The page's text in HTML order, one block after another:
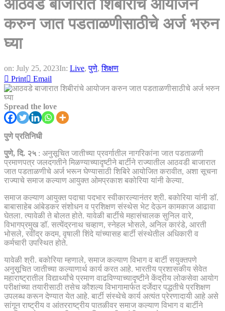
आठवडे बाजारात शिबीरांचे आयोजन
करुन जात पडताळणीसाठीचे अर्ज भरुन
घ्या
on: July 25, 2023In: Live,पुणे,शिक्षण
Print
Email
Spread the love
पुणे प्रतिनिधी
पुणे, दि. २५ : अनुसूचित जातीच्या प्रवर्गातील नागरिकांना जात पडताळणी
प्रमाणपत्र जलदगतीने मिळण्याच्यादृष्टीने बार्टीने राज्यातील आठवडी बाजारात
जात पडताळणीचे अर्ज भरून घेण्यासाठी शिबिरे आयोजित करावीत, अशा सूचना
राज्याचे समाज कल्याण आयुक्त ओमप्रकाश बकोरिया यांनी केल्या.
समाज कल्याण आयुक्त पदाचा पदभार स्वीकारल्यानंतर श्री. बकोरिया यांनी डॉ.
बाबासाहेब आंबेडकर संशोधन व प्रशिक्षण संस्थेस भेट देऊन कामकाज आढावा
घेतला. त्यावेळी ते बोलत होते. यावेळी बार्टीचे महासंचालक सुनिल वारे,
विभागप्रमुख डॉ. सत्येंद्रनाथ चव्हाण, स्नेहल भोसले, अनिल कारंडे, आरती
भोसले, रवींद्र कदम, वृषाली शिंदे यांच्यासह बार्टी संस्थेतील अधिकारी व
कर्मचारी उपस्थित होते.
यावेळी श्री. बकोरिया म्हणाले, समाज कल्याण विभाग व बार्टी सयुक्तपणे
अनुसूचित जातीच्या कल्याणार्थ कार्य करत आहे. भारतीय प्रशासकीय सेवेत
महाराष्ट्रातील विद्यार्थ्यांचे प्रमाण वाढविण्याच्यादृष्टीने केंद्रीय लोकसेवा आयोग
परीक्षांच्या तयारीसाठी तसेच कौशल्य विभागामार्फत दर्जेदार पद्धतीचे प्रशिक्षण
उपलब्ध करून देण्यात येत आहे. बार्टी संस्थेचे कार्य अत्यंत प्रेरणादायी आहे असे
सांगून राष्ट्रीय व आंतरराष्ट्रीय पातळीवर समाज कल्याण विभाग व बार्टीने